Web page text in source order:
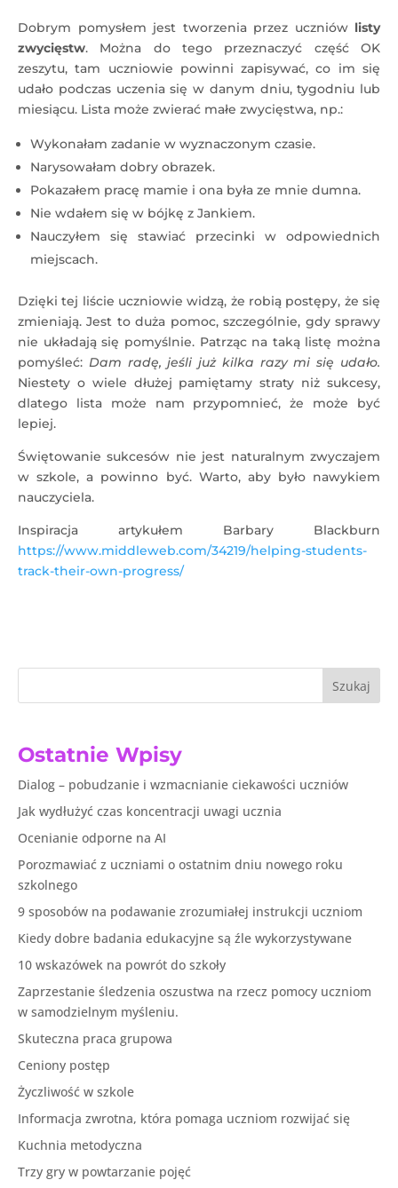
Dobrym pomysłem jest tworzenia przez uczniów listy
zwycięstw. Można do tego przeznaczyć część OK
zeszytu, tam uczniowie powinni zapisywać, co im się
udało podczas uczenia się w danym dniu, tygodniu lub
miesiącu. Lista może zwierać małe zwycięstwa, np.:
Wykonałam zadanie w wyznaczonym czasie.
Narysowałam dobry obrazek.
Pokazałem pracę mamie i ona była ze mnie dumna.
Nie wdałem się w bójkę z Jankiem.
Nauczyłem się stawiać przecinki w odpowiednich
miejscach.
Dzięki tej liście uczniowie widzą, że robią postępy, że się
zmieniają. Jest to duża pomoc, szczególnie, gdy sprawy
nie układają się pomyślnie. Patrząc na taką listę można
pomyśleć: Dam radę, jeśli już kilka razy mi się udało.
Niestety o wiele dłużej pamiętamy straty niż sukcesy,
dlatego lista może nam przypomnieć, że może być
lepiej.
Świętowanie sukcesów nie jest naturalnym zwyczajem
w szkole, a powinno być. Warto, aby było nawykiem
nauczyciela.
Inspiracja artykułem Barbary Blackburn
https://www.middleweb.com/34219/helping-students-
track-their-own-progress/
Szukaj
Ostatnie Wpisy
Dialog – pobudzanie i wzmacnianie ciekawości uczniów
Jak wydłużyć czas koncentracji uwagi ucznia
Ocenianie odporne na AI
Porozmawiać z uczniami o ostatnim dniu nowego roku
szkolnego
9 sposobów na podawanie zrozumiałej instrukcji uczniom
Kiedy dobre badania edukacyjne są źle wykorzystywane
10 wskazówek na powrót do szkoły
Zaprzestanie śledzenia oszustwa na rzecz pomocy uczniom
w samodzielnym myśleniu.
Skuteczna praca grupowa
Ceniony postęp
Życzliwość w szkole
Informacja zwrotna, która pomaga uczniom rozwijać się
Kuchnia metodyczna
Trzy gry w powtarzanie pojęć